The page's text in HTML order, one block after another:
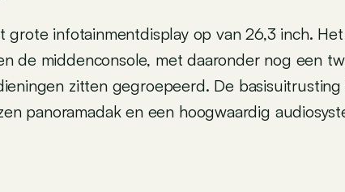
grote infotainmentdisplay op van 26,3 inch.
de middenconsole, met daaronder nog een
zitten gegroepeerd. De
panoramadak en een hoogwaardig